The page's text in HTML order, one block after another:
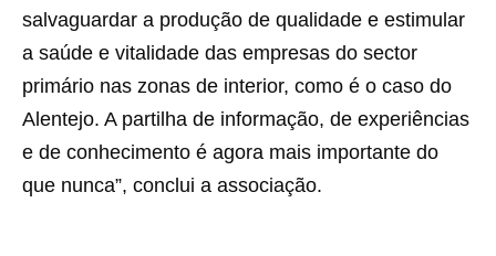
salvaguardar a produção de qualidade e estimular
a saúde e vitalidade das empresas do sector
primário nas zonas de interior, como é o caso do
Alentejo. A partilha de informação, de experiências
e de conhecimento é agora mais importante do
que nunca”, conclui a associação.